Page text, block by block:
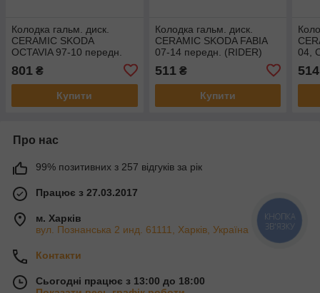
Колодка гальм. диск.
CERAMIC SKODA
OCTAVIA 97-10 передн.
801 ₴
Купити
Колодка гальм. диск.
CERAMIC SKODA FABIA
07-14 передн. (RIDER)
511₴
Купити
04,
514
Про нас
99% позитивних з 257 відгуків за рік
Працює з 27.03.2017
м. Харків
вул. Познанська 2 инд. 61111, Харків, Україна
Контакти
Сьогодні працює з 13:00 до 18:00
КНОПКА
ЗВ'ЯЗКУ